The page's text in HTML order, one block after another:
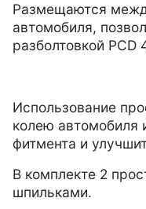
Размещаются
автомобиля,
разболтовкой PCD
Использование
колею автомобиля
фитмента и
В комплекте 2
шпильками.